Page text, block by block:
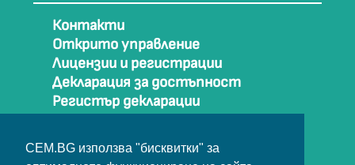
CEM.BG използва "бисквитки" за
Контакти
Открито управление
Лицензии и регистрации
Декларация за достъпност
Регистър декларации
Карта на сайта
Архив